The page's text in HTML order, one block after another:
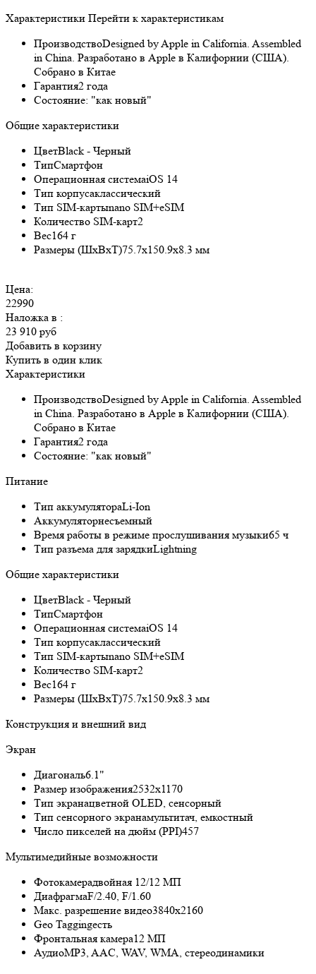
Характеристики Перейти к характеристикам
ПроизводствоDesigned by Apple in California. Assembled
in China. Разработано в Apple в Калифорнии (США).
Собрано в Китае
Гарантия2 года
Состояние: "как новый"
Общие характеристики
ЦветBlack - Черный
ТипСмартфон
Операционная системаiOS 14
Тип корпусаклассический
Тип SIM-картыnano SIM+eSIM
Количество SIM-карт2
Вес164 г
Размеры (ШxВxТ)75.7x150.9x8.3 мм
Цена:
22990
Наложка в :
23 910 руб
Добавить в корзину
Купить в один клик
Характеристики
ПроизводствоDesigned by Apple in California. Assembled
in China. Разработано в Apple в Калифорнии (США).
Собрано в Китае
Гарантия2 года
Состояние: "как новый"
Питание
Тип аккумулятораLi-Ion
Аккумуляторнесъемный
Время работы в режиме прослушивания музыки65 ч
Тип разъема для зарядкиLightning
Общие характеристики
ЦветBlack - Черный
ТипСмартфон
Операционная системаiOS 14
Тип корпусаклассический
Тип SIM-картыnano SIM+eSIM
Количество SIM-карт2
Вес164 г
Размеры (ШxВxТ)75.7x150.9x8.3 мм
Конструкция и внешний вид
Экран
Диагональ6.1"
Размер изображения2532x1170
Тип экранацветной OLED, сенсорный
Тип сенсорного экранамультитач, емкостный
Число пикселей на дюйм (PPI)457
Мультимедийные возможности
Фотокамерадвойная 12/12 МП
ДиафрагмаF/2.40, F/1.60
Макс. разрешение видео3840x2160
Geo Taggingесть
Фронтальная камера12 МП
АудиоMP3, AAC, WAV, WMA, стереодинамики